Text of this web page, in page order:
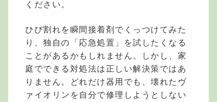
ください。
ひび割れを瞬間接着剤でくっつけてみた
り、独自の「応急処置」を試したくなる
ことがあるかもしれません。しかし、家
庭でできる対処法は正しい解決策ではあ
りません。どれだけ器用でも、壊れたヴ
ァイオリンを自分で修理しようとしない